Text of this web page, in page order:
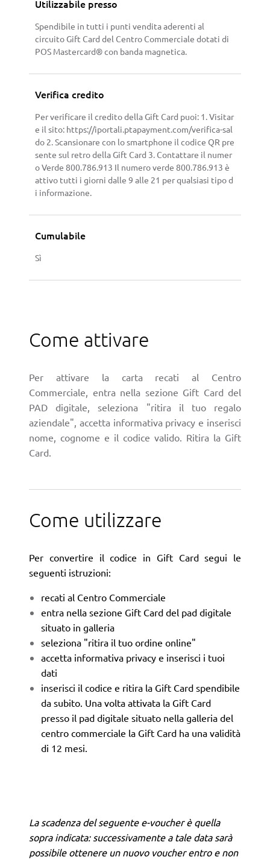
Utilizzabile presso
Spendibile in tutti i punti vendita aderenti al
circuito Gift Card del Centro Commerciale dotati di
POS Mastercard® con banda magnetica.
Verifica credito
Per verificare il credito della Gift Card puoi: 1. Visitar
e il sito: https://iportali.ptapayment.com/verifica-sal
do 2. Scansionare con lo smartphone il codice QR pre
sente sul retro della Gift Card 3. Contattare il numer
o Verde 800.786.913 Il numero verde 800.786.913 è
attivo tutti i giorni dalle 9 alle 21 per qualsiasi tipo d
i informazione.
Cumulabile
Sì
Come attivare
Per attivare la carta recati al Centro
Commerciale, entra nella sezione Gift Card del
PAD digitale, seleziona "ritira il tuo regalo
aziendale", accetta informativa privacy e inserisci
nome, cognome e il codice valido. Ritira la Gift
Card.
Come utilizzare
Per convertire il codice in Gift Card segui le
seguenti istruzioni:
recati al Centro Commerciale
entra nella sezione Gift Card del pad digitale
situato in galleria
seleziona "ritira il tuo ordine online"
accetta informativa privacy e inserisci i tuoi
dati
inserisci il codice e ritira la Gift Card spendibile
da subito. Una volta attivata la Gift Card
presso il pad digitale situato nella galleria del
centro commerciale la Gift Card ha una validità
di 12 mesi.
La scadenza del seguente e-voucher è quella
sopra indicata: successivamente a tale data sarà
possibile ottenere un nuovo voucher entro e non